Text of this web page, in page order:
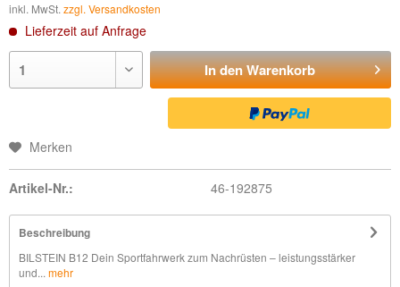
inkl. MwSt. zzgl. Versandkosten
Lieferzeit auf Anfrage
In denWarenkorb
Merken
Artikel-Nr.: 46-192875
Beschreibung
BILSTEIN B12 Dein Sportfahrwerk zum Nachrüsten – leistungsstärker
und... mehr